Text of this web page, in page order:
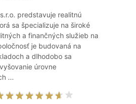
predstavuje realitnú
sa špecializuje na široké
a finančných služieb na
je budovaná na
a dlhodobo sa
úrovne
...